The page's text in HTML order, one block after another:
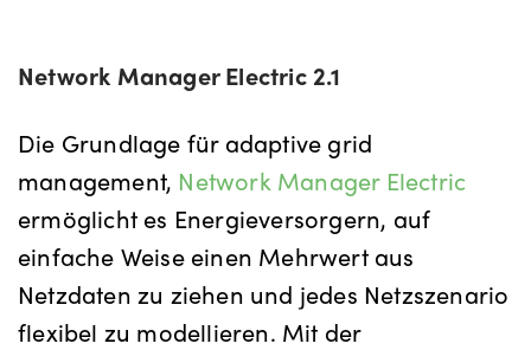
Network Manager Electric 2.1
Die Grundlage für adaptive grid
management, Network Manager Electric
ermöglicht es Energieversorgern, auf
einfache Weise einen Mehrwert aus
Netzdaten zu ziehen und jedes Netzszenario
flexibel zu modellieren. Mit der